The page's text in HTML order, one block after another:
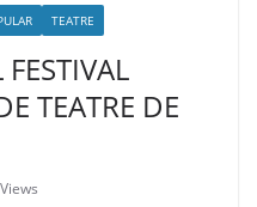
TEATRE
TEATRE DE